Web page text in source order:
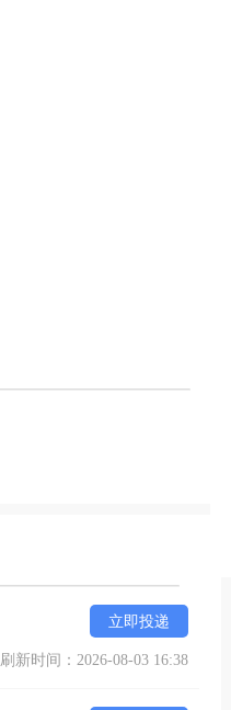
立即投递
刷新时间：2026-08-03 16:38